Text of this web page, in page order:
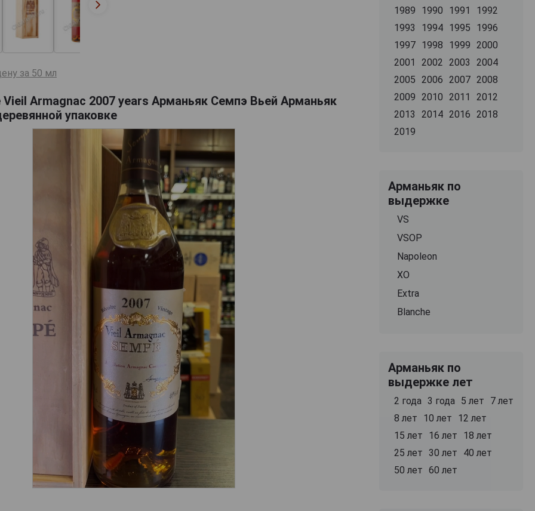
за 50 мл
Vieil Armagnac 2007 years Арманьяк Семпэ Вьей Арманьяк
упаковке
1989
1990 1991
1992
1993
1994 1995
1996
1997 1998 1999
2000
2001
2002 2003
2004
2005
2006 2007 2008
2009
2010 2011
2012
2013
2014 2016
2018
2019
Арманьяк по
выдержке
VS
VSOP
Napoleon
XO
Extra
Blanche
Арманьяк по
выдержке лет
2 года 3 года 5 лет
7 лет
8 лет
10 лет
12 лет
15 лет
16 лет
18 лет
25 лет 30 лет
40 лет
50 лет 60 лет